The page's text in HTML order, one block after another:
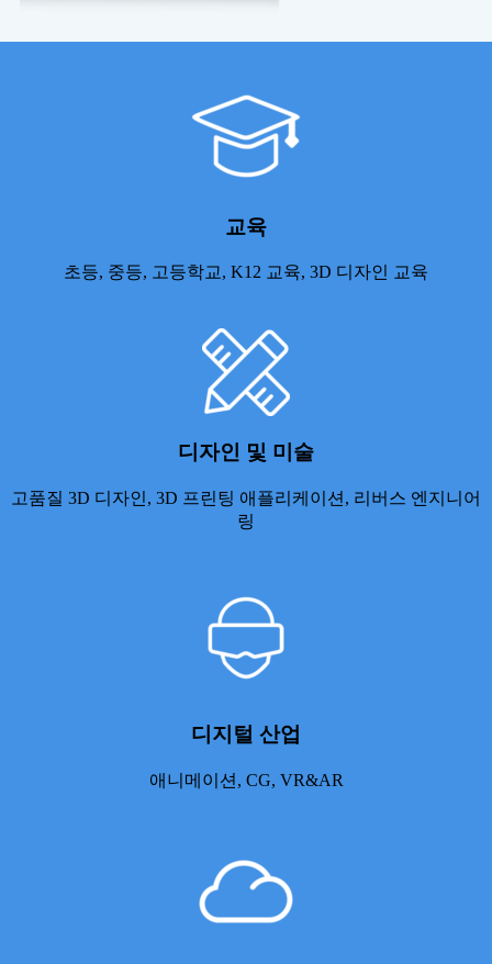
교육
초등, 중등, 고등학교, K12 교육, 3D 디자인 교육
디자인 및 미술
고품질 3D 디자인, 3D 프린팅 애플리케이션, 리버스 엔지니어
링
디지털 산업
애니메이션, CG, VR&AR